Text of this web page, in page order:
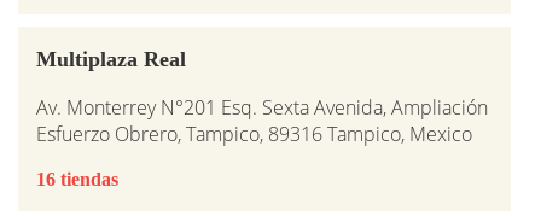
Multiplaza Real
Av. Monterrey N°201 Esq. Sexta Avenida, Ampliación
Esfuerzo Obrero, Tampico, 89316 Tampico, Mexico
16 tiendas